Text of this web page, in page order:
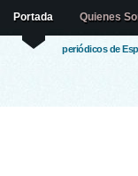
periódicos de
Portada Quienes